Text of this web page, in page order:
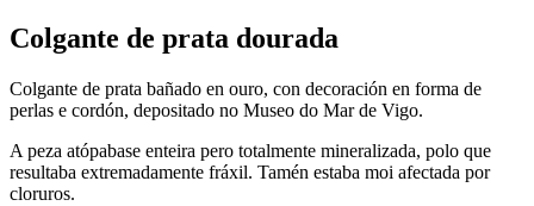
Colgante de prata dourada
Colgante de prata bañado en ouro, con decoración en forma de
perlas e cordón, depositado no Museo do Mar de Vigo.
A peza atópabase enteira pero totalmente mineralizada, polo que
resultaba extremadamente fráxil. Tamén estaba moi afectada por
cloruros.